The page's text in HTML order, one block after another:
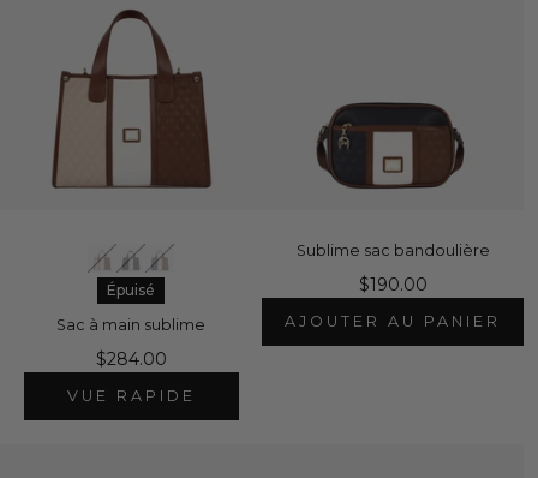
Épuisé
Sac à main sublime
$284.00
VUE RAPIDE
Sublime sac bandoulière
$190.00
AJOUTER AU PANIER